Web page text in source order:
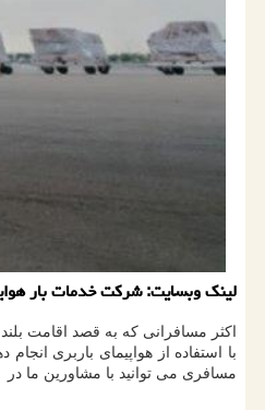
لینك وبسایت: شركت خدمات بار
اکثر مسافرانی که به قصد اقامت
با استفاده از هواپیمای باربری
مسافری می توانید با مشاورین ما در